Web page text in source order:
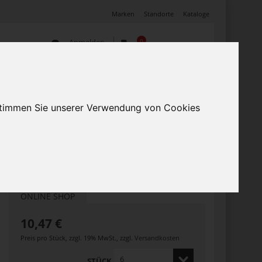
Sie unserer Verwendung von Cookies
Marken Standorte Kataloge
Anmelden
0
ONLINE SHOP
10,47 €
Preis pro Stück, zzgl. 19% MwSt., zzgl. Versandkosten